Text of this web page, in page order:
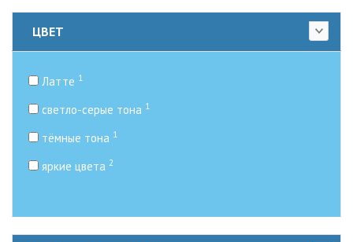
ЦВЕТ
Латте 1
светло-серые тона 1
тёмные тона 1
яркие цвета 2